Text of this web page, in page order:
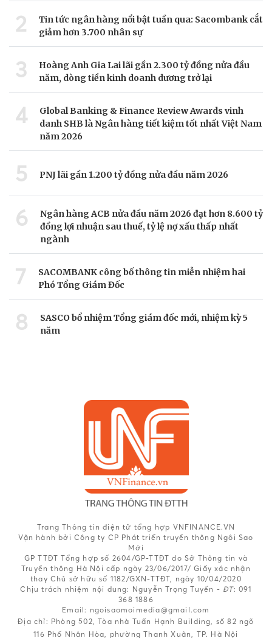
2
Tin tức ngân hàng nổi bật tuần qua: Sacombank cắt
giảm hơn 3.700 nhân sự
3
Hoàng Anh Gia Lai lãi gần 2.300 tỷ đồng nửa đầu
năm, dòng tiền kinh doanh dương trở lại
4
Global Banking & Finance Review Awards vinh
danh SHB là Ngân hàng tiết kiệm tốt nhất Việt Nam
năm 2026
5 PNJ lãi gần 1.200 tỷ đồng nửa đầu năm 2026
6
Ngân hàng ACB nửa đầu năm 2026 đạt hơn 8.600 tỷ
đồng lợi nhuận sau thuế, tỷ lệ nợ xấu thấp nhất
ngành
7
SACOMBANK công bố thông tin miễn nhiệm hai
Phó Tổng Giám Đốc
8
SASCO bổ nhiệm Tổng giám đốc mới, nhiệm kỳ 5
năm
Trang Thông tin điện tử tổng hợp VNFINANCE.VN
Vận hành bởi Công ty CP Phát triển truyền thông Ngôi Sao
Mới
GP TTĐT Tổng hợp số 2604/GP-TTĐT do Sở Thông tin và
Truyền thông Hà Nội cấp ngày 23/06/2017/ Giấy xác nhận
thay Chủ sở hữu số 1182/GXN-TTĐT, ngày 10/04/2020
Chịu trách nhiệm nội dung: Nguyễn Trọng Tuyến - ĐT: 091
368 1886
Email: ngoisaomoimedia@gmail.com
Địa chỉ: Phòng 502, Tòa nhà Tuấn Hạnh Building, số 82 ngõ
116 Phố Nhân Hòa, phường Thanh Xuân, TP. Hà Nội